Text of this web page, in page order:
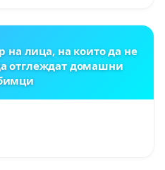
на лица, на които да не
отглеждат домашни